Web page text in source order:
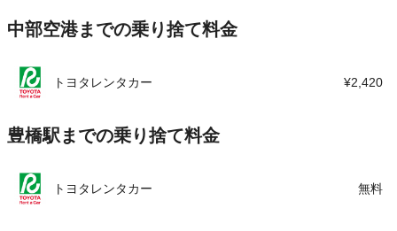
この店舗でレンタカーを探す
中部空港までの乗り捨て料金
トヨタレンタカー ¥2,420
豊橋駅までの乗り捨て料金
トヨタレンタカー 無料